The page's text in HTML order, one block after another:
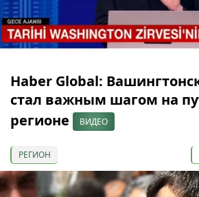
Haber Global:
стал важным шагом на
регионе
ВИДЕО
РЕГИОН